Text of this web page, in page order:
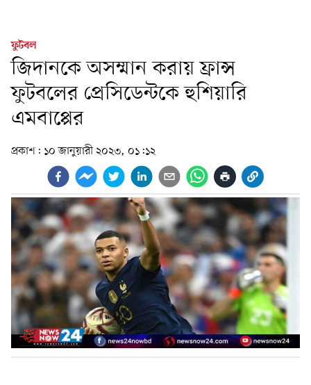
ফুটবল
জিদানকে অসম্মান করায় ফ্রান্স
ফুটবলের প্রেসিডেন্টকে হুশিয়ারি
এমবাপ্পের
প্রকাশ: ১০ জানুয়ারী ২০২৩, ০১:১২